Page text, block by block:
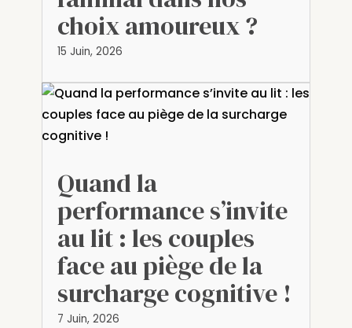
choix amoureux ?
15 Juin, 2026
Quand la
performance s’invite
au lit : les couples
face au piège de la
surcharge cognitive !
7 Juin, 2026